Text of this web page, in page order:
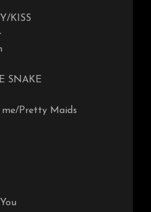
KISS
SNAKE
me/Pretty Maids